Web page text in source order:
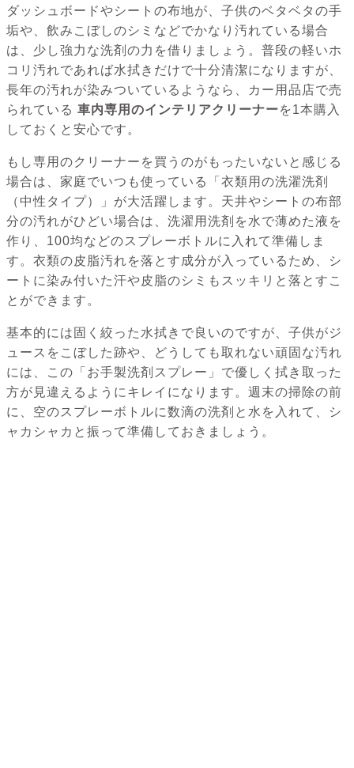
ダッシュボードやシートの布地が、子供のベタベタの手
垢や、飲みこぼしのシミなどでかなり汚れている場合
は、少し強力な洗剤の力を借りましょう。普段の軽いホ
コリ汚れであれば水拭きだけで十分清潔になりますが、
長年の汚れが染みついているようなら、カー用品店で売
られている 車内専用のインテリアクリーナーを1本購入
しておくと安心です。
もし専用のクリーナーを買うのがもったいないと感じる
場合は、家庭でいつも使っている「衣類用の洗濯洗剤
（中性タイプ）」が大活躍します。天井やシートの布部
分の汚れがひどい場合は、洗濯用洗剤を水で薄めた液を
作り、100均などのスプレーボトルに入れて準備しま
す。衣類の皮脂汚れを落とす成分が入っているため、シ
ートに染み付いた汗や皮脂のシミもスッキリと落とすこ
とができます。
基本的には固く絞った水拭きで良いのですが、子供がジ
ュースをこぼした跡や、どうしても取れない頑固な汚れ
には、この「お手製洗剤スプレー」で優しく拭き取った
方が見違えるようにキレイになります。週末の掃除の前
に、空のスプレーボトルに数滴の洗剤と水を入れて、シ
ャカシャカと振って準備しておきましょう。